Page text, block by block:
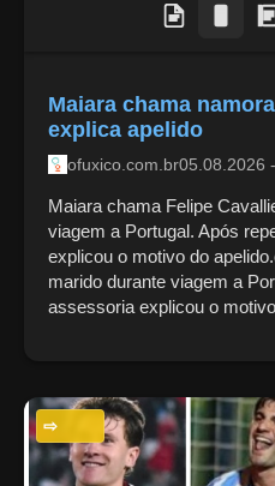
Maiara chama
explica apelido
ofuxico.com.br05.08.2026
Maiara chama Felipe
viagem a Portugal. Após
explicou o motivo do
marido durante viagem a
assessoria explicou o
ESPORTES